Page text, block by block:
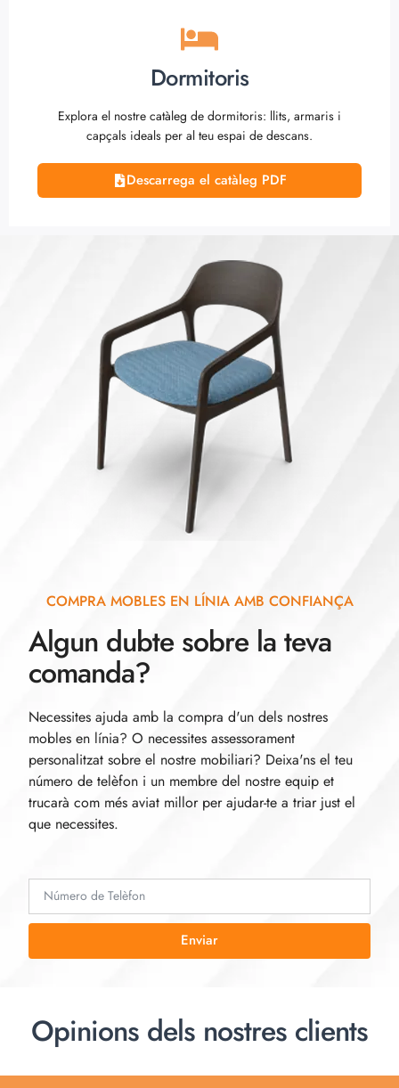
Dormitoris
Explora el nostre catàleg de dormitoris: llits, armaris i
capçals ideals per al teu espai de descans.
Descarrega el catàleg PDF
COMPRA MOBLES EN LÍNIA AMB CONFIANÇA
Algun dubte sobre la teva
comanda?
Necessites ajuda amb la compra d'un dels nostres
mobles en línia? O necessites assessorament
personalitzat sobre el nostre mobiliari? Deixa'ns el teu
número de telèfon i un membre del nostre equip et
trucarà com més aviat millor per ajudar-te a triar just el
que necessites.
Enviar
Opinions dels nostres clients